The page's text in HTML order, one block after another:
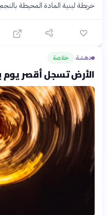
خريطة لبنية المادة المحيطة
دهشة› خلاصة
الأرض تسجل أقصر يوم